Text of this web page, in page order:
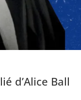
d’Alice Ball